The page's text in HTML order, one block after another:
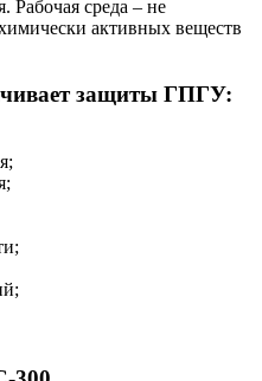
Рабочая среда – не
активных веществ
защиты ГПГУ: